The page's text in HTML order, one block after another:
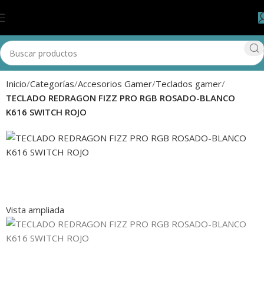
Inicio Categorías Accesorios Gamer Teclados gamer
TECLADO REDRAGON FIZZ PRO RGB ROSADO-BLANCO
K616 SWITCH ROJO
Vista ampliada